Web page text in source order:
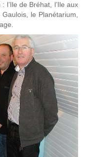
l’Ile de Bréhat, l’Ile aux
le Planétarium,